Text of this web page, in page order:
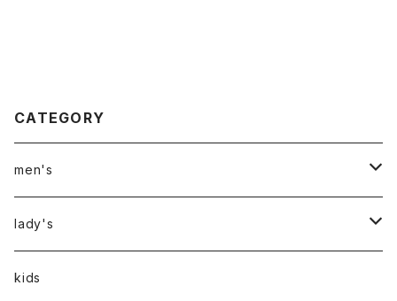
CATEGORY
men's
アウター
トップス
lady's
アウター
kids